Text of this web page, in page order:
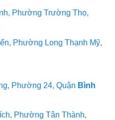
Phường Trường Thọ,
Phường Long Thạnh Mỹ,
Phường 24, Quận Bình
Phường Tân Thành,